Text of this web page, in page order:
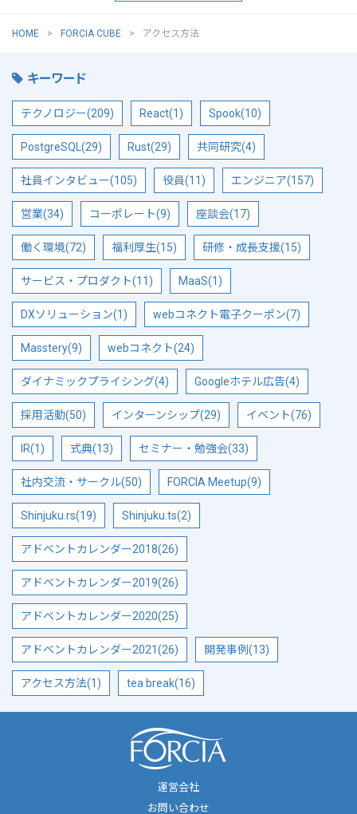
HOME FORCIA CUBE アクセス方法
キーワード
テクノロジー(209) React(1) Spook(10)
PostgreSQL(29) Rust(29) 共同研究(4)
社員インタビュー(105) 役員(11) エンジニア(157)
営業(34) コーポレート(9) 座談会(17)
働く環境(72) 福利厚生(15) 研修・成長支援(15)
サービス・プロダクト(11) MaaS(1)
DXソリューション(1) webコネクト電子クーポン(7)
Masstery(9) webコネクト(24)
ダイナミックプライシング(4) Googleホテル広告(4)
採用活動(50) インターンシップ(29) イベント(76)
IR(1) 式典(13) セミナー・勉強会(33)
社内交流・サークル(50) FORCIA Meetup(9)
Shinjuku.rs(19) Shinjuku.ts(2)
アドベントカレンダー2018(26)
アドベントカレンダー2019(26)
アドベントカレンダー2020(25)
アドベントカレンダー2021(26) 開発事例(13)
アクセス方法(1) tea break(16)
運営会社
お問い合わせ